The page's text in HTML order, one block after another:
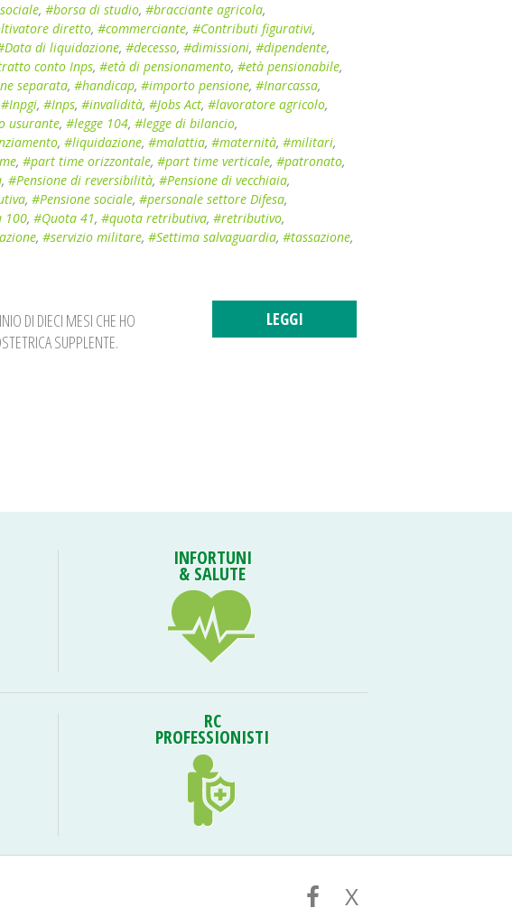
, #borsa di studio, #bracciante agricola,
diretto, #commerciante, #Contributi figurativi,
di liquidazione, #decesso, #dimissioni, #dipendente,
conto Inps, #età di pensionamento, #età pensionabile,
separata, #handicap, #importo pensione, #Inarcassa,
#Inpgi, #Inps, #invalidità, #Jobs Act, #lavoratore agricolo,
usurante, #legge 104, #legge di bilancio,
, #liquidazione, #malattia, #maternità, #militari,
, #part time orizzontale, #part time verticale, #patronato,
, #Pensione di reversibilità, #Pensione di vecchiaia,
, #Pensione sociale, #personale settore Difesa,
100, #Quota 41, #quota retributiva, #retributivo,
, #servizio militare, #Settima salvaguardia, #tassazione,
DI DIECI MESI CHE HO
SUPPLENTE.
LEGGI
INFORTUNI
& SALUTE
RC
PROFESSIONISTI
X